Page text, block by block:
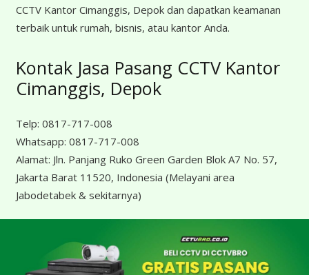
CCTV Kantor Cimanggis, Depok dan dapatkan keamanan
terbaik untuk rumah, bisnis, atau kantor Anda.
Kontak Jasa Pasang CCTV Kantor
Cimanggis, Depok
Telp: 0817-717-008
Whatsapp: 0817-717-008
Alamat: Jln. Panjang Ruko Green Garden Blok A7 No. 57,
Jakarta Barat 11520, Indonesia (Melayani area
Jabodetabek & sekitarnya)